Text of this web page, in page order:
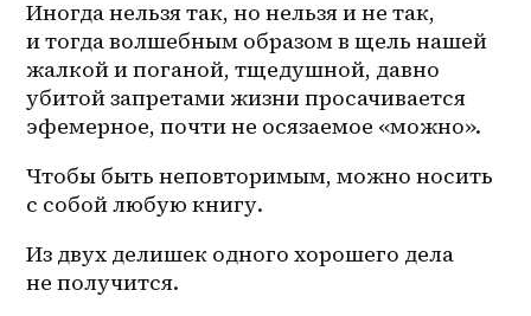
Иногда нельзя так, но нельзя и не так,
и тогда волшебным образом в щель нашей
жалкой и поганой, тщедушной, давно
убитой запретами жизни просачивается
эфемерное, почти не осязаемое «можно».
Чтобы быть неповторимым, можно носить
с собой любую книгу.
Из двух делишек одного хорошего дела
не получится.